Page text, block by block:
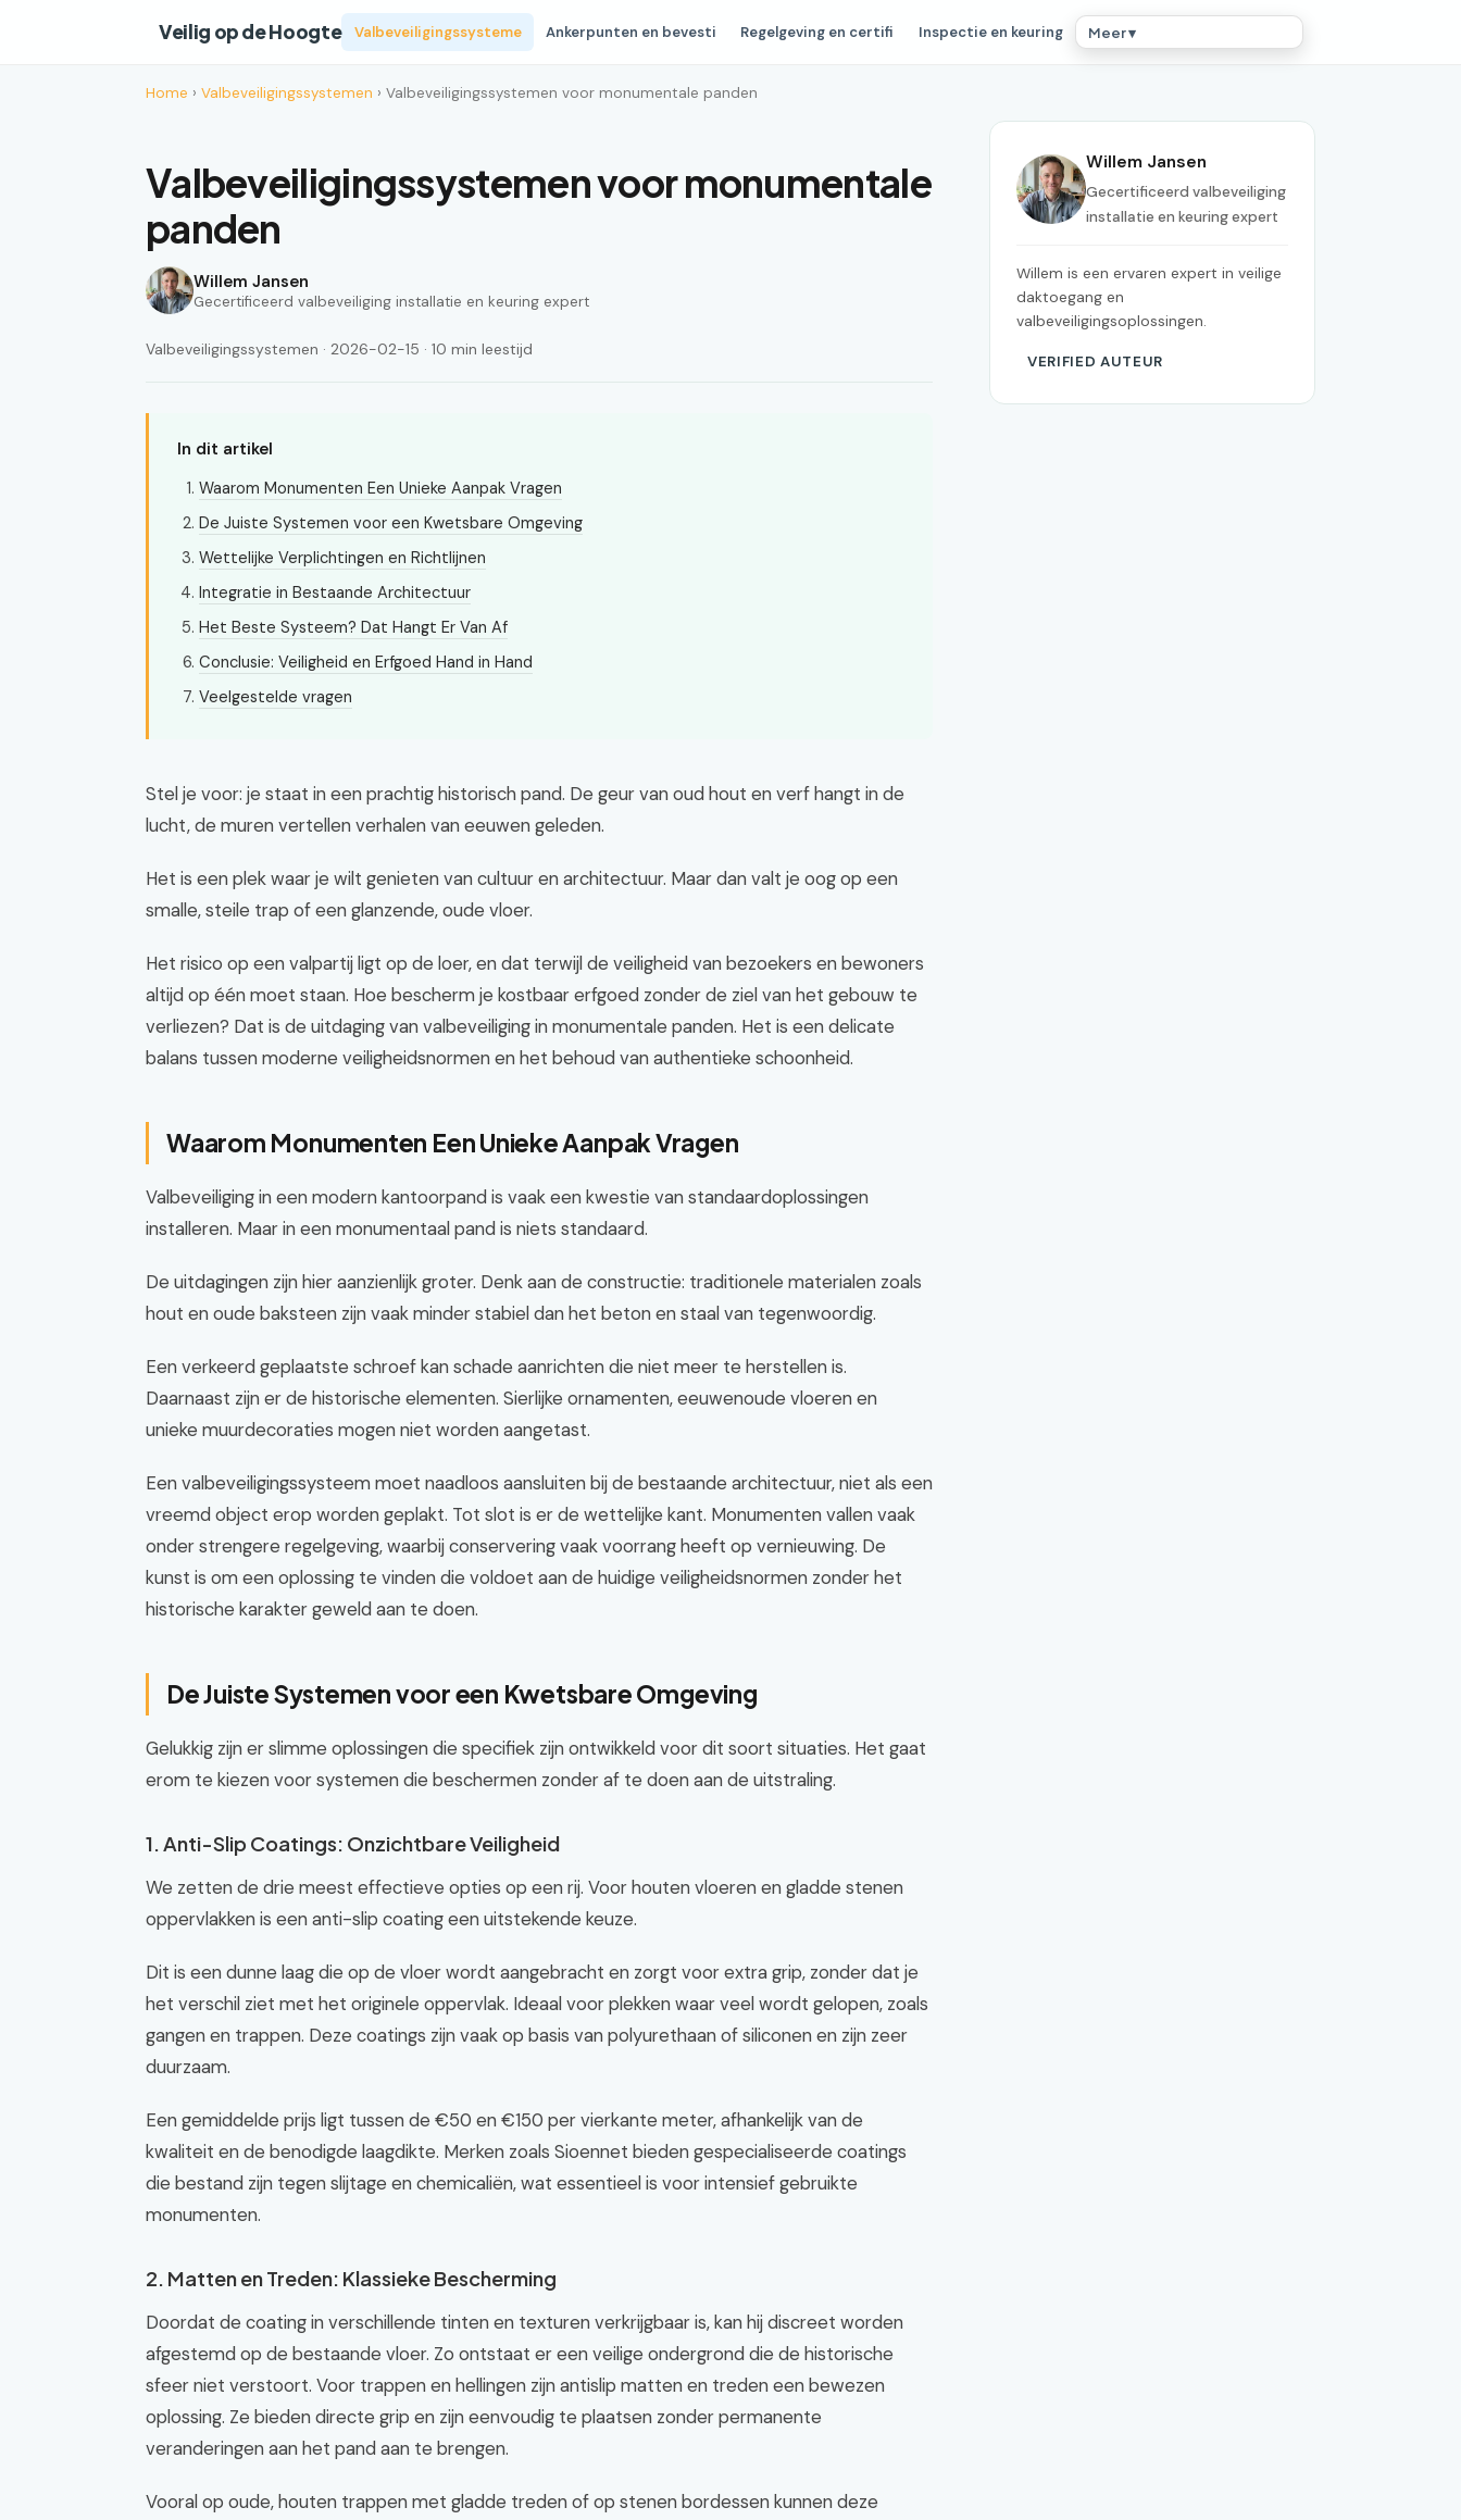
Veilig op de Hoogte Valbeveiligingssysteme Ankerpunten en bevesti Regelgeving en certifi Inspectie en keuring Meer ▾
Home › Valbeveiligingssystemen › Valbeveiligingssystemen voor monumentale panden
Valbeveiligingssystemen voor monumentale
panden
Willem Jansen
Gecertificeerd valbeveiliging installatie en keuring expert
Valbeveiligingssystemen · 2026-02-15 · 10 min leestijd
In dit artikel
Waarom Monumenten Een Unieke Aanpak Vragen
De Juiste Systemen voor een Kwetsbare Omgeving
Wettelijke Verplichtingen en Richtlijnen
Integratie in Bestaande Architectuur
Het Beste Systeem? Dat Hangt Er Van Af
Conclusie: Veiligheid en Erfgoed Hand in Hand
Veelgestelde vragen
Stel je voor: je staat in een prachtig historisch pand. De geur van oud hout en verf hangt in de
lucht, de muren vertellen verhalen van eeuwen geleden.
Het is een plek waar je wilt genieten van cultuur en architectuur. Maar dan valt je oog op een
smalle, steile trap of een glanzende, oude vloer.
Het risico op een valpartij ligt op de loer, en dat terwijl de veiligheid van bezoekers en bewoners
altijd op één moet staan. Hoe bescherm je kostbaar erfgoed zonder de ziel van het gebouw te
verliezen? Dat is de uitdaging van valbeveiliging in monumentale panden. Het is een delicate
balans tussen moderne veiligheidsnormen en het behoud van authentieke schoonheid.
Waarom Monumenten Een Unieke Aanpak Vragen
Valbeveiliging in een modern kantoorpand is vaak een kwestie van standaardoplossingen
installeren. Maar in een monumentaal pand is niets standaard.
De uitdagingen zijn hier aanzienlijk groter. Denk aan de constructie: traditionele materialen zoals
hout en oude baksteen zijn vaak minder stabiel dan het beton en staal van tegenwoordig.
Een verkeerd geplaatste schroef kan schade aanrichten die niet meer te herstellen is.
Daarnaast zijn er de historische elementen. Sierlijke ornamenten, eeuwenoude vloeren en
unieke muurdecoraties mogen niet worden aangetast.
Een valbeveiligingssysteem moet naadloos aansluiten bij de bestaande architectuur, niet als een
vreemd object erop worden geplakt. Tot slot is er de wettelijke kant. Monumenten vallen vaak
onder strengere regelgeving, waarbij conservering vaak voorrang heeft op vernieuwing. De
kunst is om een oplossing te vinden die voldoet aan de huidige veiligheidsnormen zonder het
historische karakter geweld aan te doen.
De Juiste Systemen voor een Kwetsbare Omgeving
Gelukkig zijn er slimme oplossingen die specifiek zijn ontwikkeld voor dit soort situaties. Het gaat
erom te kiezen voor systemen die beschermen zonder af te doen aan de uitstraling.
1. Anti-Slip Coatings: Onzichtbare Veiligheid
We zetten de drie meest effectieve opties op een rij. Voor houten vloeren en gladde stenen
oppervlakken is een anti-slip coating een uitstekende keuze.
Dit is een dunne laag die op de vloer wordt aangebracht en zorgt voor extra grip, zonder dat je
het verschil ziet met het originele oppervlak. Ideaal voor plekken waar veel wordt gelopen, zoals
gangen en trappen. Deze coatings zijn vaak op basis van polyurethaan of siliconen en zijn zeer
duurzaam.
Een gemiddelde prijs ligt tussen de €50 en €150 per vierkante meter, afhankelijk van de
kwaliteit en de benodigde laagdikte. Merken zoals Sioennet bieden gespecialiseerde coatings
die bestand zijn tegen slijtage en chemicaliën, wat essentieel is voor intensief gebruikte
monumenten.
2. Matten en Treden: Klassieke Bescherming
Doordat de coating in verschillende tinten en texturen verkrijgbaar is, kan hij discreet worden
afgestemd op de bestaande vloer. Zo ontstaat er een veilige ondergrond die de historische
sfeer niet verstoort. Voor trappen en hellingen zijn antislip matten en treden een bewezen
oplossing. Ze bieden directe grip en zijn eenvoudig te plaatsen zonder permanente
veranderingen aan het pand aan te brengen.
Vooral op oude, houten trappen met gladde treden of op stenen bordessen kunnen deze
Willem Jansen
Gecertificeerd valbeveiliging
installatie en keuring expert
Willem is een ervaren expert in veilige
daktoegang en
valbeveiligingsoplossingen.
VERIFIED AUTEUR